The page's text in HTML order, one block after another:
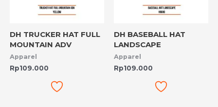
DH TRUCKER HAT FULL
MOUNTAIN ADV
Apparel
Rp109.000
DH BASEBALL HAT
LANDSCAPE
Apparel
Rp109.000